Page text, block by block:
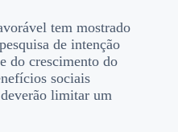
tem mostrado
de intenção
do crescimento do
sociais
limitar um